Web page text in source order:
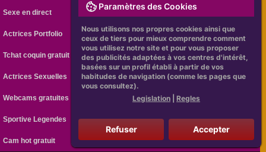
Sexe en direct
Actrices Portfolio
Tchat coquin gratuit
Actrices Sexuelles
Webcams gratuites
Sportive Legendes
Cam hot gratuit
Paramètres des Cookies
Nous utilisons nos propres cookies ainsi que
ceux de tiers pour mieux comprendre comment
vous utilisez notre site et pour vous proposer
des publicités adaptées à vos centres d'intérêt,
basées sur un profil établi à partir de vos
habitudes de navigation (comme les pages que
vous consultez).
Legislation
Regles
Refuser Accepter